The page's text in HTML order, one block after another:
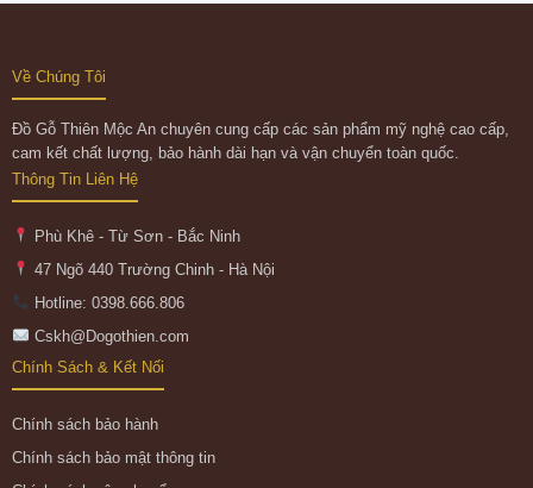
Về Chúng Tôi
Đồ Gỗ Thiên Mộc An chuyên cung cấp các sản phẩm mỹ nghệ cao cấp,
cam kết chất lượng, bảo hành dài hạn và vận chuyển toàn quốc.
Thông Tin Liên Hệ
Phù Khê - Từ Sơn - Bắc Ninh
47 Ngõ 440 Trường Chinh - Hà Nội
Hotline: 0398.666.806
Cskh@Dogothien.com
Chính Sách & Kết Nối
Chính sách bảo hành
Chính sách bảo mật thông tin